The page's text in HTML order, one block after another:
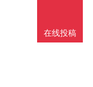
在线投稿